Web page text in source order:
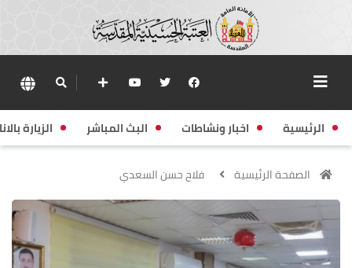
الرئيسية اخبار ونشاطات البث المباشر الزيارة
الصفحة الرئيسية فلاح حسن السعدي